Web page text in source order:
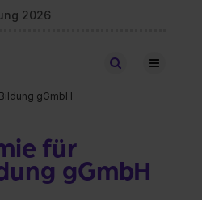
2026
Stellen finden
gGmbH
für
gGmbH